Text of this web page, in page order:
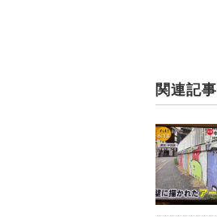
関連記事